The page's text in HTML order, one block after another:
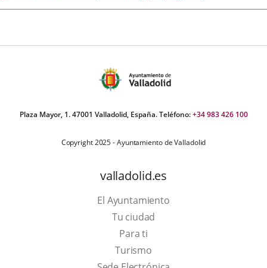
Plaza Mayor, 1. 47001 Valladolid, España. Teléfono:+34 983 426 100
Copyright 2025 - Ayuntamiento de Valladolid
valladolid.es
El Ayuntamiento
Tu ciudad
Para ti
TurismoThis